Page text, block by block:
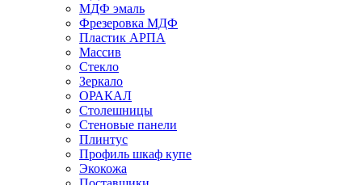
МДФ эмаль
Фрезеровка МДФ
Пластик АРПА
Массив
Стекло
Зеркало
ОРАКАЛ
Столешницы
Стеновые панели
Плинтус
Профиль шкаф купе
Экокожа